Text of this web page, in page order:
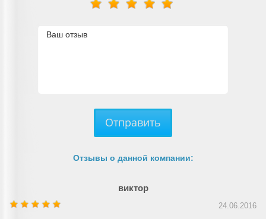
Отправить
Отзывы о данной компании:
виктор
24.06.2016